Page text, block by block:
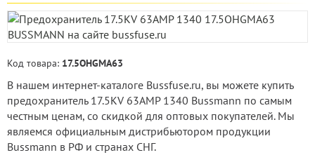
Код товара: 17.5OHGMA63
В нашем интернет-каталоге Bussfuse.ru, вы можете купить
предохранитель 17.5KV 63AMP 1340 Bussmann по самым
честным ценам, со скидкой для оптовых покупателей. Мы
являемся официальным дистрибьютором продукции
Bussmann в РФ и странах СНГ.